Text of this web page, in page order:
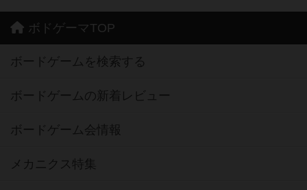
ボドゲーマTOP
ボードゲームを検索する
ボードゲームの新着レビュー
ボードゲーム会情報
メカニクス特集